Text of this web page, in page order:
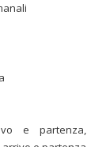
e partenza,